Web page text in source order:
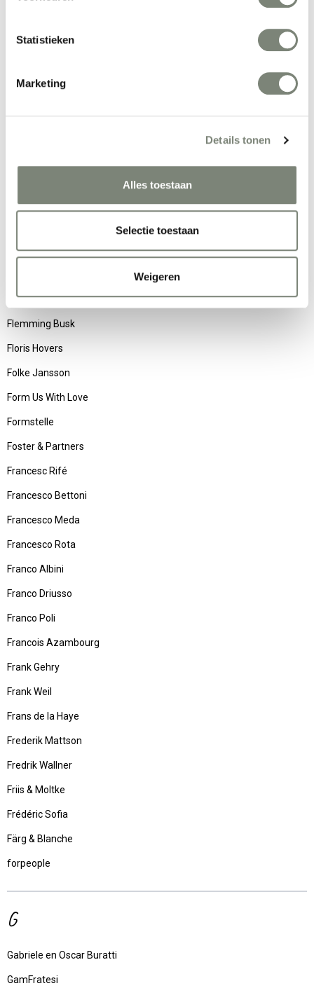
Statistieken
Marketing
Details tonen
Alles toestaan
Selectie toestaan
Weigeren
Fabrizio Batoni
Fattorini+Rizzini+Partners
Favaretto & Partners
Ferruccio Laviani
Flemming Busk
Floris Hovers
Folke Jansson
Form Us With Love
Formstelle
Foster & Partners
Francesc Rifé
Francesco Bettoni
Francesco Meda
Francesco Rota
Franco Albini
Franco Driusso
Franco Poli
Francois Azambourg
Frank Gehry
Frank Weil
Frans de la Haye
Frederik Mattson
Fredrik Wallner
Friis & Moltke
Frédéric Sofia
Färg & Blanche
forpeople
G
Gabriele en Oscar Buratti
GamFratesi